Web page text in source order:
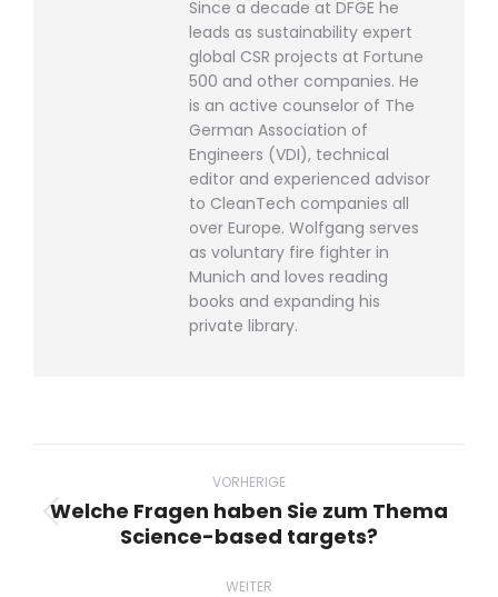
Since a decade at DFGE he
leads as sustainability expert
global CSR projects at Fortune
500 and other companies. He
is an active counselor of The
German Association of
Engineers (VDI), technical
editor and experienced advisor
to CleanTech companies all
over Europe. Wolfgang serves
as voluntary fire fighter in
Munich and loves reading
books and expanding his
private library.
VORHERIGE
Vorheriger
Welche Fragen haben Sie zum Thema
Science-based targets?
WEITER